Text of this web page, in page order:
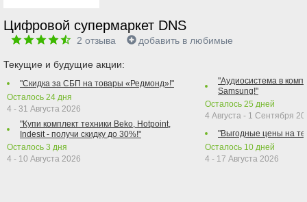
Цифровой супермаркет DNS
2 отзыва добавить в любимые
Текущие и будущие акции:
"Скидка за СБП на товары «Редмонд»!"
Осталось 24 дня
4 - 31 Августа 2026
"Купи комплект техники Beko, Hotpoint,
Indesit - получи скидку до 30%!"
Осталось 3 дня
4 - 10 Августа 2026
"Аудиосистема в
Samsung!"
Осталось 25 дней
4 Августа - 1 Сентября
"Выгодные цены на
Осталось 10 дней
4 - 17 Августа 2026